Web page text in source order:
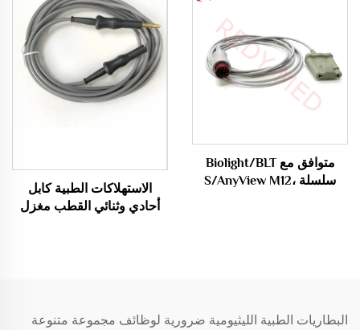
مستشعر Spo2 /Probe
Cable
متوافق مع Biolight/BLT
سلسلة S/AnyView M12،
الاستهلاكات الطبية كابل
أحادي وثنائي القطب مغزل
البطاريات الطبية الليثيومية ضرورية لوظائف مجموعة متنوعة